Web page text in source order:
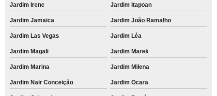
Jardim Irene Jardim Itapoan
Jardim Jamaica Jardim João Ramalho
Jardim Las Vegas Jardim Léa
Jardim Magali Jardim Marek
Jardim Marina Jardim Milena
Jardim Nair Conceição Jardim Ocara